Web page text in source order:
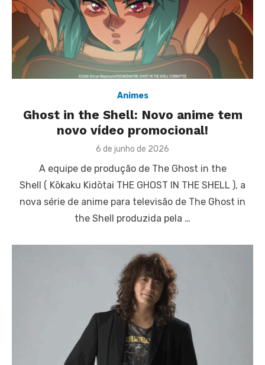
Animes
Ghost in the Shell: Novo anime tem
novo vídeo promocional!
Posted
6 de junho de 2026
A equipe de produção de The Ghost in the
Shell ( Kōkaku Kidōtai THE GHOST IN THE SHELL ), a
nova série de anime para televisão de The Ghost in
the Shell produzida pela …